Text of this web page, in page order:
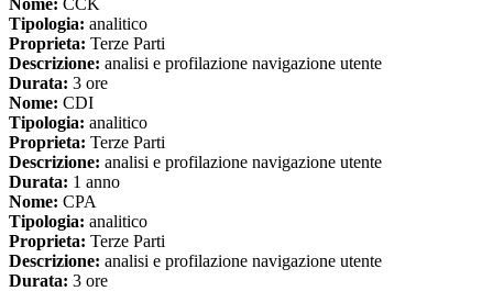
Nome: CCK
Tipologia: analitico
Proprieta: Terze Parti
Descrizione: analisi e profilazione navigazione utente
Durata: 3 ore
Nome: CDI
Tipologia: analitico
Proprieta: Terze Parti
Descrizione: analisi e profilazione navigazione utente
Durata: 1 anno
Nome: CPA
Tipologia: analitico
Proprieta: Terze Parti
Descrizione: analisi e profilazione navigazione utente
Durata: 3 ore